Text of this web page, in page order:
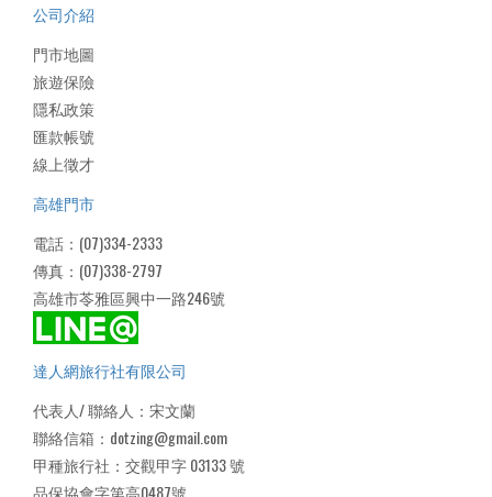
公司介紹
門市地圖
旅遊保險
隱私政策
匯款帳號
線上徵才
高雄門市
電話：(07)334-2333
傳真：(07)338-2797
高雄市苓雅區興中一路246號
達人網旅行社有限公司
代表人/ 聯絡人：宋文蘭
聯絡信箱：dotzing@gmail.com
甲種旅行社：交觀甲字 03133 號
品保協會字第高0487號